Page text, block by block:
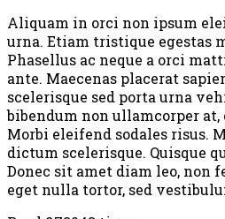
Aliquam in orci non ipsum
urna. Etiam tristique egestas
Phasellus ac neque a orci
ante. Maecenas placerat
scelerisque sed porta urna
bibendum non ullamcorper
Morbi eleifend sodales risus.
dictum scelerisque. Quisque
Donec sit amet diam leo, non
eget nulla tortor, sed